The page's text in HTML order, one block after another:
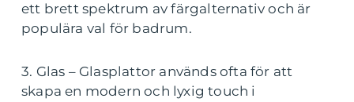
ett brett spektrum av färgalternativ och är
populära val för badrum.
3. Glas – Glasplattor används ofta för att
skapa en modern och lyxig touch i